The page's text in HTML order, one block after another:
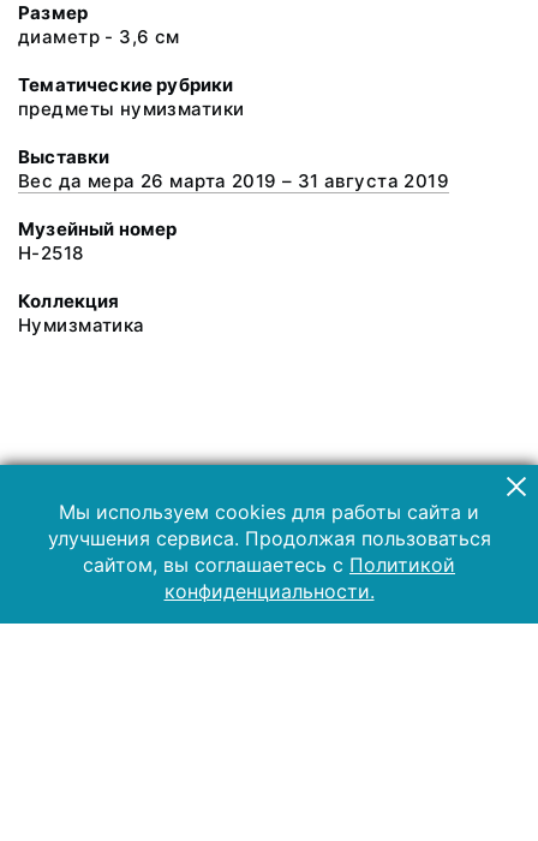
Размер
диаметр - 3,6 см
Тематические рубрики
предметы нумизматики
Выставки
Вес да мера 26 марта 2019 – 31 августа 2019
Музейный номер
Н-2518
Коллекция
Нумизматика
Мы используем cookies для работы сайта и
улучшения сервиса. Продолжая пользоваться
сайтом, вы соглашаетесь с Политикой
конфиденциальности.